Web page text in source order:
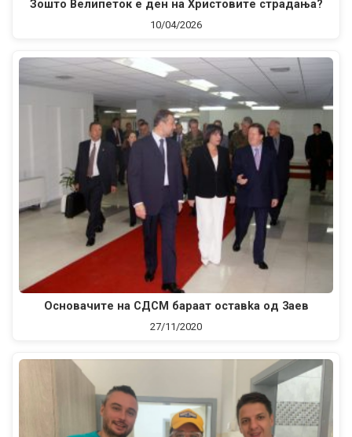
Зошто Велипеток е ден на Христовите страдања?
10/04/2026
Ocнoвaчитe на CДCM бapaaт ocтaвka oд 3aeв
27/11/2020